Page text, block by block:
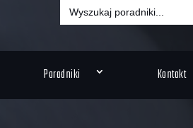
Search
for:
Poradniki Kontakt